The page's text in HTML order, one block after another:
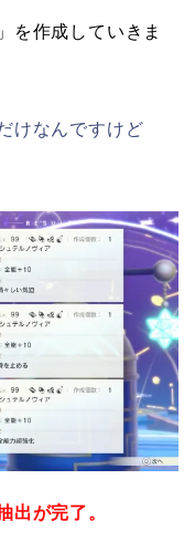
を作成していきま
けなんですけど
出が完了。